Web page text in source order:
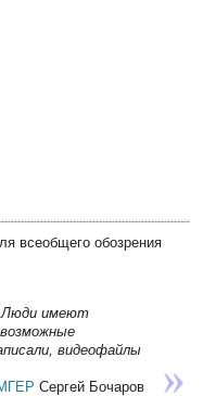
всеобщего обозрения
Люди имеют
видеофайлы
Сергей Бочаров